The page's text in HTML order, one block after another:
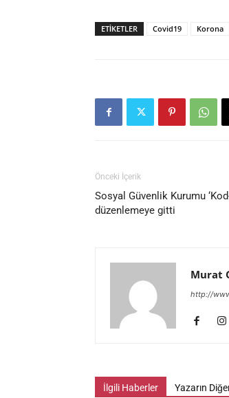
ETIKETLER Covid19 Korona
Önceki İçerik
Sosyal Güvenlik Kurumu
düzenlemeye gitti
Murat
http://
İlgili Haberler Yazarın